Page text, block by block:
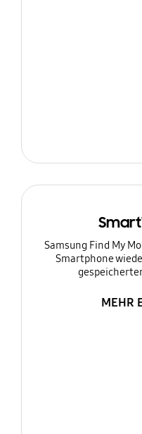
Samsung Find My
Smartphone
MEHR